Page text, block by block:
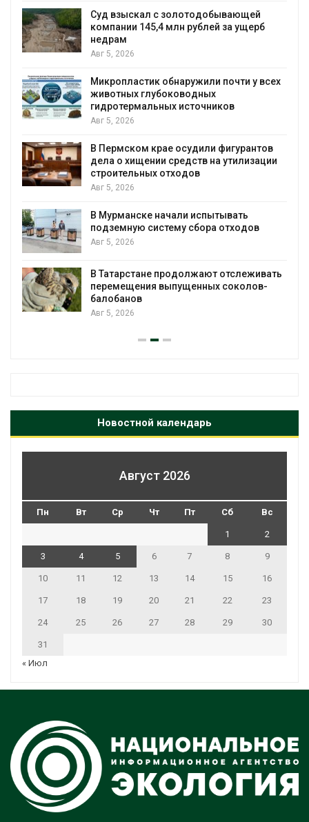
Суд взыскал с золотодобывающей
компании 145,4 млн рублей за ущерб
недрам
Авг 5, 2026
Микропластик обнаружили почти у всех
животных глубоководных
гидротермальных источников
Авг 5, 2026
В Пермском крае осудили фигурантов
дела о хищении средств на утилизации
строительных отходов
Авг 5, 2026
В Мурманске начали испытывать
подземную систему сбора отходов
Авг 5, 2026
В Татарстане продолжают отслеживать
перемещения выпущенных соколов-
балобанов
Авг 5, 2026
Новостной календарь
Август 2026
Пн Вт Ср Чт Пт Сб Вс
1 2
3 4 5 6 7 8 9
10 11 12 13 14 15 16
17 18 19 20 21 22 23
24 25 26 27 28 29 30
31
« Июл